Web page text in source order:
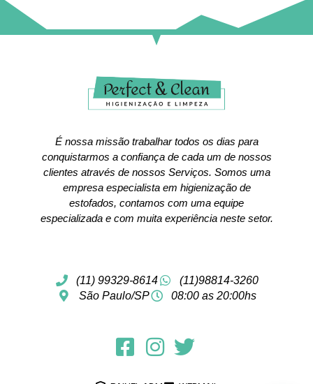
É nossa missão trabalhar todos os dias para
conquistarmos a confiança de cada um de nossos
clientes através de nossos Serviços. Somos uma
empresa especialista em higienização de
estofados, contamos com uma equipe
especializada e com muita experiência neste setor.
(11) 99329-8614
(11)98814-3260
São Paulo/SP
08:00 as 20:00hs